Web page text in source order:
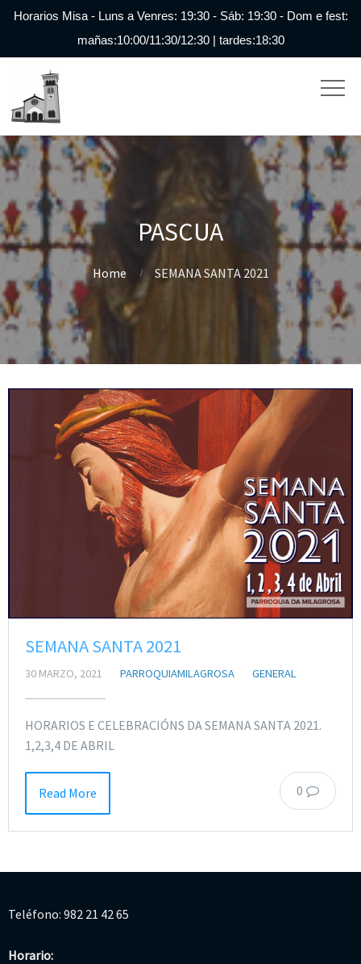
Horarios Misa - Luns a Venres: 19:30 - Sáb: 19:30 - Dom e fest:
mañas:10:00/11:30/12:30 | tardes:18:30
PASCUA
Home SEMANA SANTA 2021
SEMANA SANTA 2021
30 MARZO, 2021 PARROQUIAMILAGROSA GENERAL
HORARIOS E CELEBRACIÓNS DA SEMANA SANTA 2021.
1,2,3,4 DE ABRIL
0
Read More
Teléfono: 982 21 42 65
Horario: